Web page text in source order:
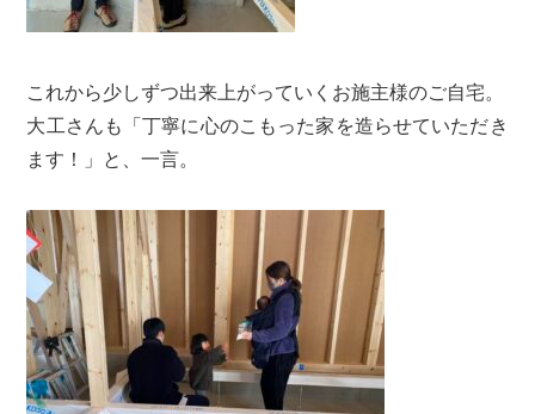
これから少しずつ出来上がっていくお施主様のご自宅。
大工さんも「丁寧に心のこもった家を造らせていただき
ます！」と、一言。